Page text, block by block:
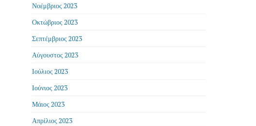
Νοέμβριος 2023
Οκτώβριος 2023
Σεπτέμβριος 2023
Αύγουστος 2023
Ιούλιος 2023
Ιούνιος 2023
Μάιος 2023
Απρίλιος 2023